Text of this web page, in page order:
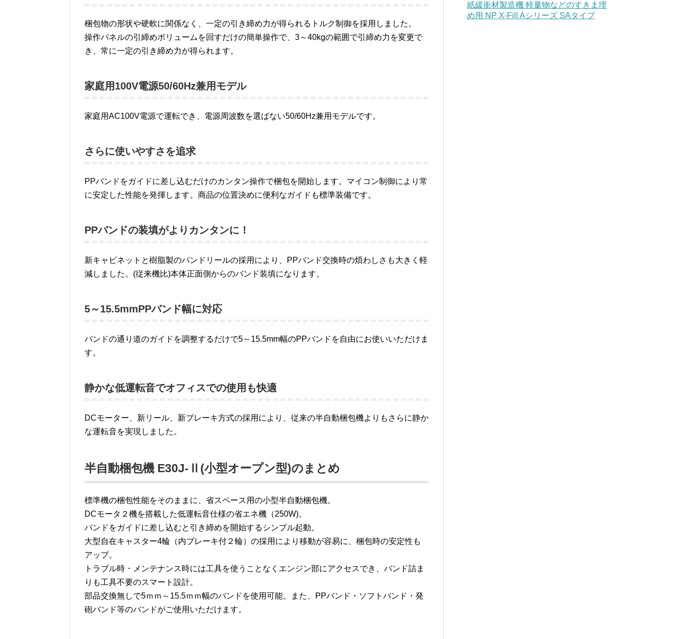
梱包物の形状や硬軟に関係なく、一定の引き締め力が得られるトルク制御を採用しました。
操作パネルの引締めボリュームを回すだけの簡単操作で、3～40kgの範囲で引締め力を変更で
き、常に一定の引き締め力が得られます。
家庭用100V電源50/60Hz兼用モデル
家庭用AC100V電源で運転でき、電源周波数を選ばない50/60Hz兼用モデルです。
さらに使いやすさを追求
PPバンドをガイドに差し込むだけのカンタン操作で梱包を開始します。マイコン制御により常
に安定した性能を発揮します。商品の位置決めに便利なガイドも標準装備です。
PPバンドの装填がよりカンタンに！
新キャビネットと樹脂製のバンドリールの採用により、PPバンド交換時の煩わしさも大きく軽
減しました。(従来機比)本体正面側からのバンド装填になります。
5～15.5mmPPバンド幅に対応
バンドの通り道のガイドを調整するだけで5～15.5mm幅のPPバンドを自由にお使いいただけま
す。
静かな低運転音でオフィスでの使用も快適
DCモーター、新リール、新ブレーキ方式の採用により、従来の半自動梱包機よりもさらに静か
な運転音を実現しました。
半自動梱包機 E30J-Ⅱ(小型オープン型)のまとめ
標準機の梱包性能をそのままに、省スペース用の小型半自動梱包機。
DCモータ２機を搭載した低運転音仕様の省エネ機（250W)。
バンドをガイドに差し込むと引き締めを開始するシンプル起動。
大型自在キャスター4輪（内ブレーキ付２輪）の採用により移動が容易に、梱包時の安定性も
アップ。
トラブル時・メンテナンス時には工具を使うことなくエンジン部にアクセスでき、バンド詰ま
りも工具不要のスマート設計。
部品交換無しで5ｍｍ～15.5ｍｍ幅のバンドを使用可能。また、PPバンド・ソフトバンド・発
砲バンド等のバンドがご使用いただけます。
紙緩衝材製造機 軽量物などのすきま埋
め用 NP X-Fill Aシリーズ SAタイプ